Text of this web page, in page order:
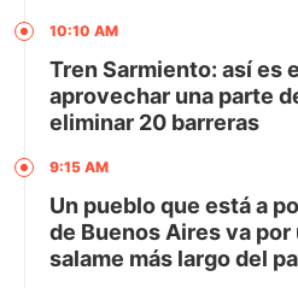
10:10 AM
Tren Sarmiento: así es
aprovechar una parte
eliminar 20 barreras
9:15 AM
Un pueblo que está a
de Buenos Aires va
salame más largo del